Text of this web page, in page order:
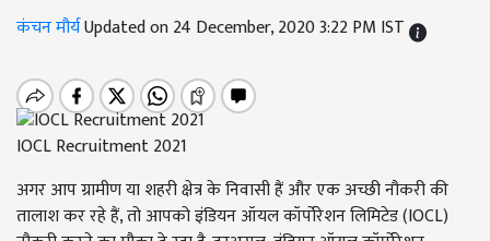
कंचन मौर्यUpdated on 24 December, 2020 3:22 PM IST
IOCL Recruitment 2021
अगर आप ग्रामीण या शहरी क्षेत्र के निवासी हैं और एक अच्छी नौकरी की
तालाश कर रहे हैं, तो आपको इंडियन ऑयल कॉर्पोरेशन लिमिटेड (IOCL)